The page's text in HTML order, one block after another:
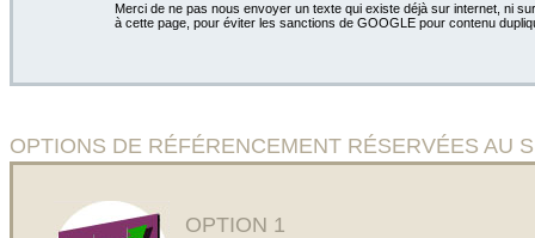
Merci de ne pas nous envoyer un texte qui existe déjà sur internet, ni
à cette page, pour éviter les sanctions de GOOGLE pour contenu
OPTIONS DE RÉFÉRENCEMENT RÉSERVÉES AU
OPTION 1